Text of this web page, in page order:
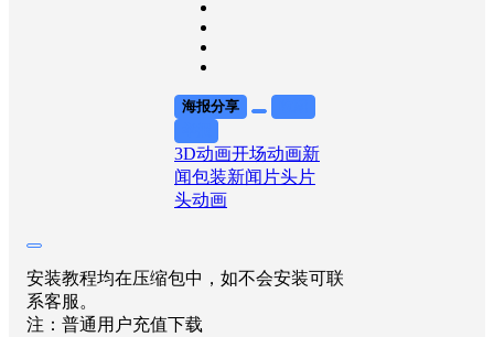
海报分享
3D动画开场动画新
闻包装新闻片头片
头动画
安装教程均在压缩包中，如不会安装可联
系客服。
注：普通用户充值下载